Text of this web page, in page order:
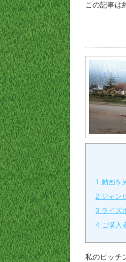
この記事は
1 動画を
2 ジャン
3 ライズ
4 ご購入
私のピッチ